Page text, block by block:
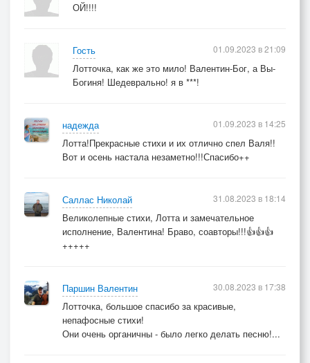
ОЙ!!!!
Гость
Лотточка, как же это мило! Валентин-Бог, а Вы-
Богиня! Шедеврально! я в ***!
01.09.2023 в 21:09
надежда
Лотта!Прекрасные стихи и их отлично спел Валя!!
Вот и осень настала незаметно!!!Спасибо++
01.09.2023 в 14:25
Саллас Николай
Великолепные стихи, Лотта и замечательное
исполнение, Валентина! Браво, соавторы!!!👍👍👍
+++++
31.08.2023 в 18:14
Паршин Валентин
Лотточка, большое спасибо за красивые,
непафосные стихи!
Они очень органичны - было легко делать песню!...
30.08.2023 в 17:38